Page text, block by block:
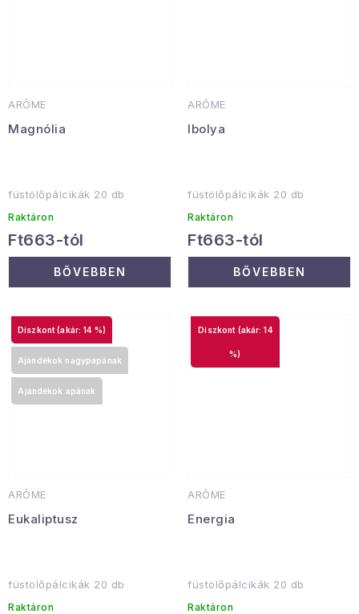
ARÔME
Magnólia
füstölőpálcikák 20 db
Raktáron
Ft663-tól
BŐVEBBEN
ARÔME
Ibolya
füstölőpálcikák 20 db
Raktáron
Ft663-tól
BŐVEBBEN
ARÔME
Eukaliptusz
(akár: 14 %)
Ajándékok nagypapának
Ajándékok apának
füstölőpálcikák 20 db
Raktáron
ARÔME
Energia
(akár: 14
%)
füstölőpálcikák 20 db
Raktáron